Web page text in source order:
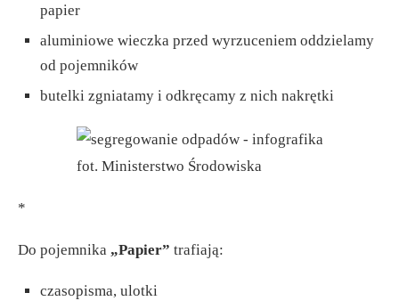
papier
aluminiowe wieczka przed wyrzuceniem oddzielamy
od pojemników
butelki zgniatamy i odkręcamy z nich nakrętki
fot. Ministerstwo Środowiska
*
Do pojemnika „Papier” trafiają:
czasopisma, ulotki